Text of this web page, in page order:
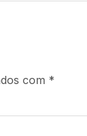
com *